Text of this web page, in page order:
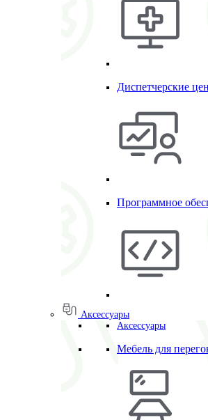
Диспетчерские
Программное
Аксессуары
Аксессуары
Мебель для